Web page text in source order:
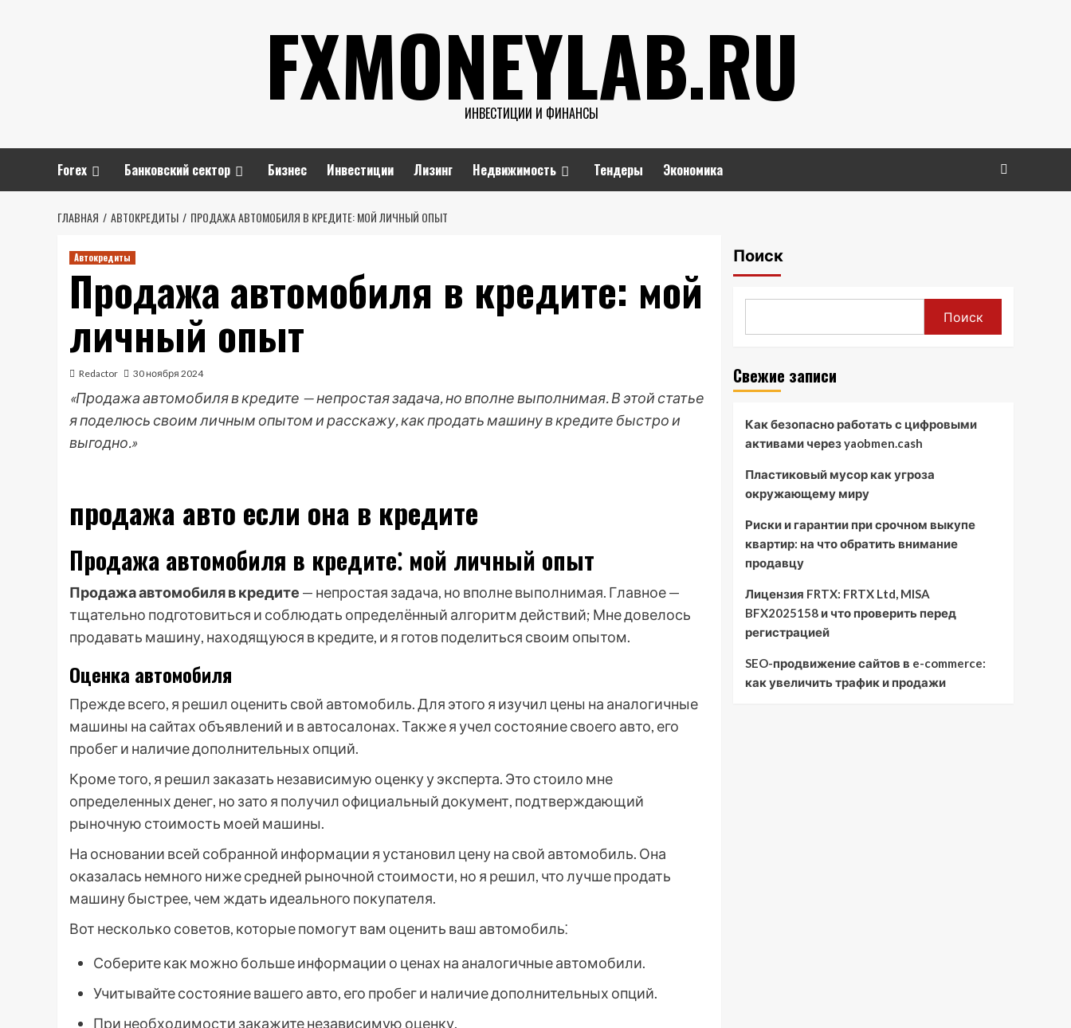
FXMONEYLAB.RU
ИНВЕСТИЦИИ И ФИНАНСЫ
Forex Банковский сектор Бизнес Инвестиции Лизинг Недвижимость Тендеры Экономика
ГЛАВНАЯ АВТОКРЕДИТЫ ПРОДАЖА АВТОМОБИЛЯ В КРЕДИТЕ: МОЙ ЛИЧНЫЙ ОПЫТ
Автокредиты
Продажа автомобиля в кредите: мой
личный опыт
Redactor 30 ноября 2024
«Продажа автомобиля в кредите — непростая задача, но вполне выполнимая. В этой статье
я поделюсь своим личным опытом и расскажу, как продать машину в кредите быстро и
выгодно.»
продажа авто если она в кредите
Продажа автомобиля в кредите⁚ мой личный опыт
Продажа автомобиля в кредите — непростая задача, но вполне выполнимая. Главное —
тщательно подготовиться и соблюдать определённый алгоритм действий; Мне довелось
продавать машину, находящуюся в кредите, и я готов поделиться своим опытом.
Оценка автомобиля
Прежде всего, я решил оценить свой автомобиль. Для этого я изучил цены на аналогичные
машины на сайтах объявлений и в автосалонах. Также я учел состояние своего авто, его
пробег и наличие дополнительных опций.
Кроме того, я решил заказать независимую оценку у эксперта. Это стоило мне
определенных денег, но зато я получил официальный документ, подтверждающий
рыночную стоимость моей машины.
На основании всей собранной информации я установил цену на свой автомобиль. Она
оказалась немного ниже средней рыночной стоимости, но я решил, что лучше продать
машину быстрее, чем ждать идеального покупателя.
Вот несколько советов, которые помогут вам оценить ваш автомобиль⁚
Соберите как можно больше информации о ценах на аналогичные автомобили.
Учитывайте состояние вашего авто, его пробег и наличие дополнительных опций.
При необходимости закажите независимую оценку.
Поиск
Поиск
Свежие записи
Как безопасно работать с цифровыми
активами через yaobmen.cash
Пластиковый мусор как угроза
окружающему миру
Риски и гарантии при срочном выкупе
квартир: на что обратить внимание
продавцу
Лицензия FRTX: FRTX Ltd, MISA
BFX2025158 и что проверить перед
регистрацией
SEO-продвижение сайтов в e-commerce:
как увеличить трафик и продажи